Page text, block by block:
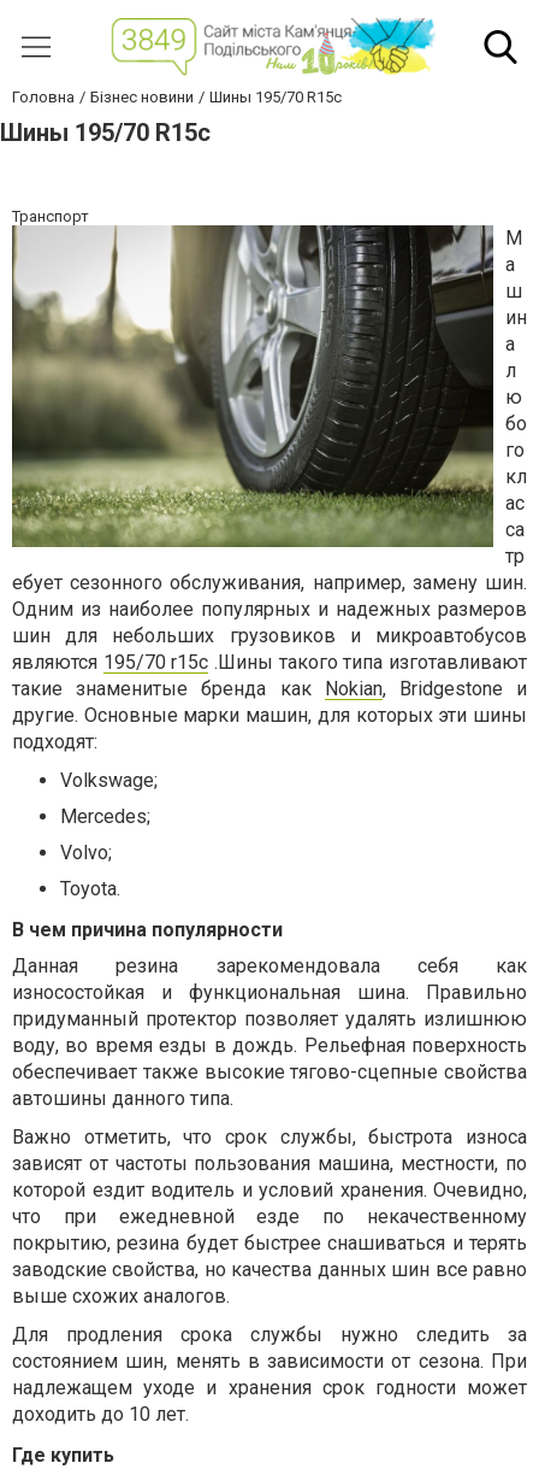
Головна Бізнес новини Шины 195/70 R15c
Шины 195/70 R15c
Транспорт
М
а
ш
ин
а
л
ю
бо
го
кл
ас
са
тр
ебует сезонного обслуживания, например, замену шин.
Одним из наиболее популярных и надежных размеров
шин для небольших грузовиков и микроавтобусов
являются 195/70 r15c .Шины такого типа изготавливают
такие знаменитые бренда как Nokian, Bridgestone и
другие. Основные марки машин, для которых эти шины
подходят:
Volkswage;
Mercedes;
Volvo;
Toyota.
В чем причина популярности
Данная резина зарекомендовала себя как
износостойкая и функциональная шина. Правильно
придуманный протектор позволяет удалять излишнюю
воду, во время езды в дождь. Рельефная поверхность
обеспечивает также высокие тягово-сцепные свойства
автошины данного типа.
Важно отметить, что срок службы, быстрота износа
зависят от частоты пользования машина, местности, по
которой ездит водитель и условий хранения. Очевидно,
что при ежедневной езде по некачественному
покрытию, резина будет быстрее снашиваться и терять
заводские свойства, но качества данных шин все равно
выше схожих аналогов.
Для продления срока службы нужно следить за
состоянием шин, менять в зависимости от сезона. При
надлежащем уходе и хранения срок годности может
доходить до 10 лет.
Где купить